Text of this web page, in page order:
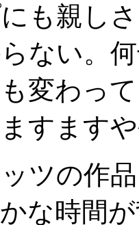
も親し
ない。
変わっ
すます
ツの作
な時間